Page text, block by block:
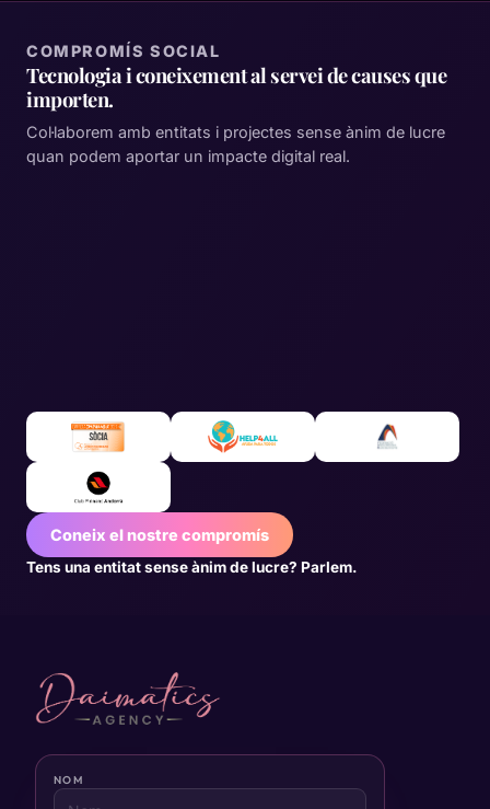
COMPROMÍS SOCIAL
Tecnologia i coneixement al servei de causes que
importen.
Col·laborem amb entitats i projectes sense ànim de lucre
quan podem aportar un impacte digital real.
Coneix el nostre compromís
Tens una entitat sense ànim de lucre? Parlem.
NOM